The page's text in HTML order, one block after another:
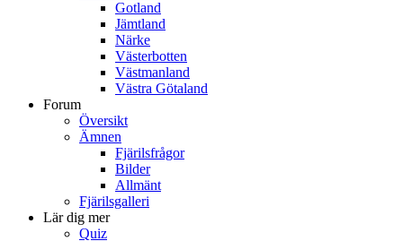
Gotland
Jämtland
Närke
Västerbotten
Västmanland
Västra Götaland
Forum
Översikt
Ämnen
Fjärilsfrågor
Bilder
Allmänt
Fjärilsgalleri
Lär dig mer
Quiz